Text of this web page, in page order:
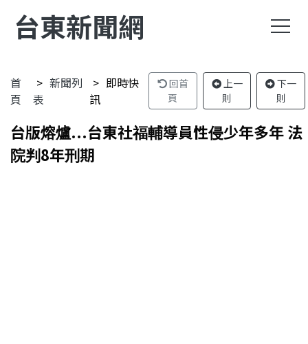
台東新聞網
首
頁
新聞列
表
即時快
訊
回首
頁
上一
則
下一
則
台版熔爐...台東社福輔導員性侵少年多年 法
院判8年刑期